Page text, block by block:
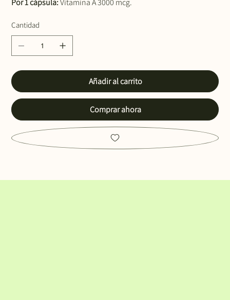
Por 1 cápsula:Vitamina A 3000 mcg.
Cantidad
Añadir al carrito
Comprar ahora